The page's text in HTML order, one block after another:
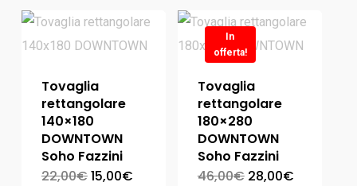
In
offerta!
Tovaglia
rettangolare
140×180
DOWNTOWN
Soho Fazzini
22,00€15,00€
Tovaglia
rettangolare
180×280
DOWNTOWN
Soho Fazzini
46,00€ 28,00€